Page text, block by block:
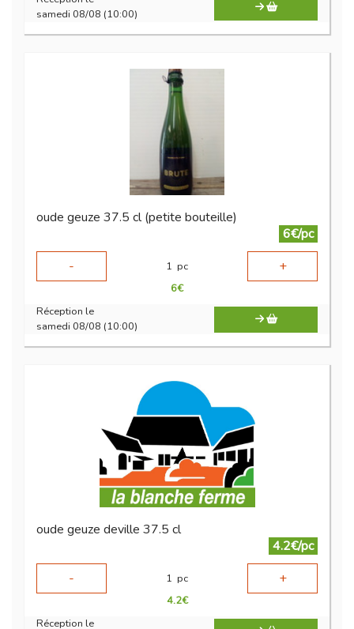
samedi 08/08 (10:00)
oude geuze 37.5 cl (petite bouteille)
6€/pc
-
1 pc +
6€
Réception le
samedi 08/08 (10:00)
oude geuze deville 37.5 cl
4.2€/pc
-
1 pc +
4.2€
Réception le